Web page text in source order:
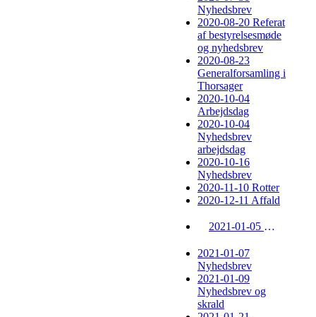
Nyhedsbrev
2020-08-20 Referat
af bestyrelsesmøde
og nyhedsbrev
2020-08-23
Generalforsamling i
Thorsager
2020-10-04
Arbejdsdag
2020-10-04
Nyhedsbrev
arbejdsdag
2020-10-16
Nyhedsbrev
2020-11-10 Rotter
2020-12-11 Affald
2021-01-05 Nyhedsbrev
2021-01-07
Nyhedsbrev
2021-01-09
Nyhedsbrev og
skrald